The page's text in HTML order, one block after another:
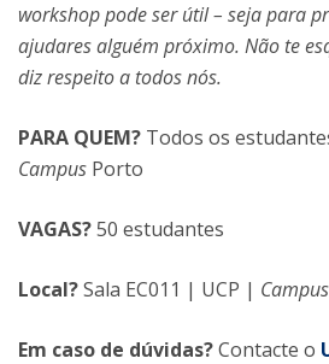
workshop pode ser útil – seja para
ajudares alguém próximo. Não te
diz respeito a todos nós.
PARA QUEM? Todos os
Campus Porto
VAGAS?50 estudantes
Local?Sala EC011 | UCP | Campus
Em caso de dúvidas?Contacte o